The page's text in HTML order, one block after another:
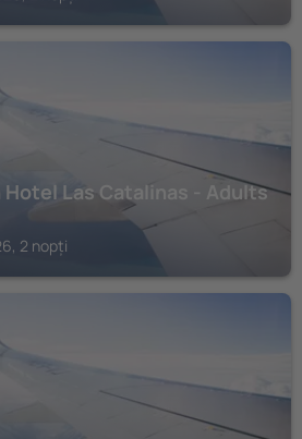
Hotel Las Catalinas - Adults
2 nopți